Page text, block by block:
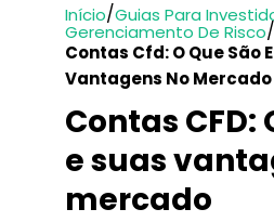
Início/Guias Para
Gerenciamento De Risco/
Contas Cfd: O Que São
Vantagens No Mercado
Contas CFD:
e suas
mercado